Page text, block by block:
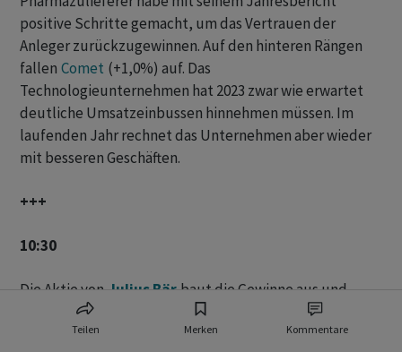
Teilen Merken Kommentare
positive Schritte gemacht, um das Vertrauen der
Anleger zurückzugewinnen. Auf den hinteren Rängen
fallen Comet (+1,0%) auf. Das
Technologieunternehmen hat 2023 zwar wie erwartet
deutliche Umsatzeinbussen hinnehmen müssen. Im
laufenden Jahr rechnet das Unternehmen aber wieder
mit besseren Geschäften.
+++
10:30
Die Aktie von Julius Bär baut die Gewinne aus und
steigt 6 Prozent.
verlieren 4 Prozent.